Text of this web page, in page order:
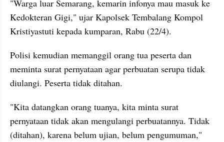
"Warga luar Semarang, kemarin infonya mau masuk ke
Kedokteran Gigi," ujar Kapolsek Tembalang Kompol
Kristiyastuti kepada kumparan, Rabu (22/4).
Polisi kemudian memanggil orang tua peserta dan
meminta surat pernyataan agar perbuatan serupa tidak
diulangi. Peserta tidak ditahan.
"Kita datangkan orang tuanya, kita minta surat
pernyataan tidak akan mengulangi perbuatannya. Tidak
(ditahan), karena belum ujian, belum pengumuman,"